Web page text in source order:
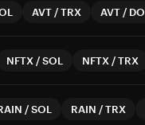
AVT /TRX AVT /
NFTX /SOL NFTX /TRX
/SOL RAIN /TRX